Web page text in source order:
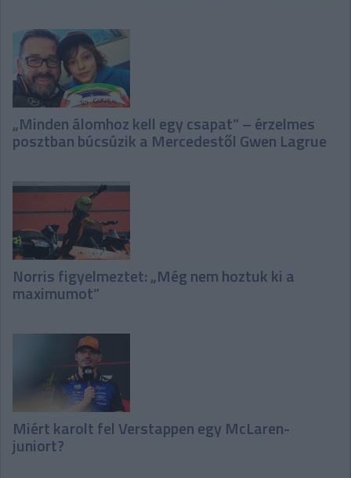
„Minden álomhoz kell egy csapat” – érzelmes
posztban búcsúzik a Mercedestől Gwen Lagrue
Norris figyelmeztet: „Még nem hoztuk ki a
maximumot”
Miért karolt fel Verstappen egy McLaren-
juniort?